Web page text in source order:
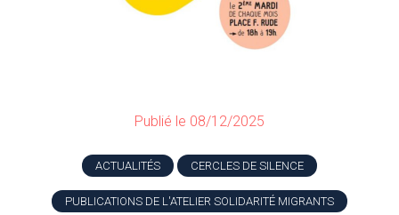
Publié le 08/12/2025
ACTUALITÉS CERCLES DE SILENCE
PUBLICATIONS DE L'ATELIER SOLIDARITÉ MIGRANTS